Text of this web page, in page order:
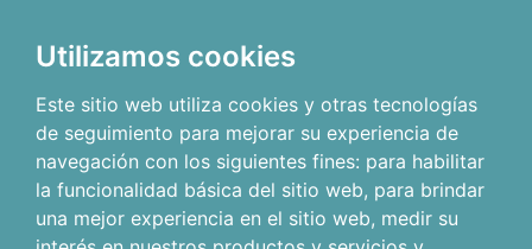
Utilizamos cookies
Este sitio web utiliza cookies y otras tecnologías
de seguimiento para mejorar su experiencia de
navegación con los siguientes fines: para habilitar
la funcionalidad básica del sitio web, para brindar
una mejor experiencia en el sitio web, medir su